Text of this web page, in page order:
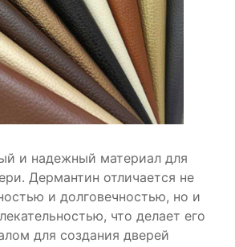
и надежный материал для
Дермантин отличается не
и долговечностью, но и
что делает его
для создания дверей